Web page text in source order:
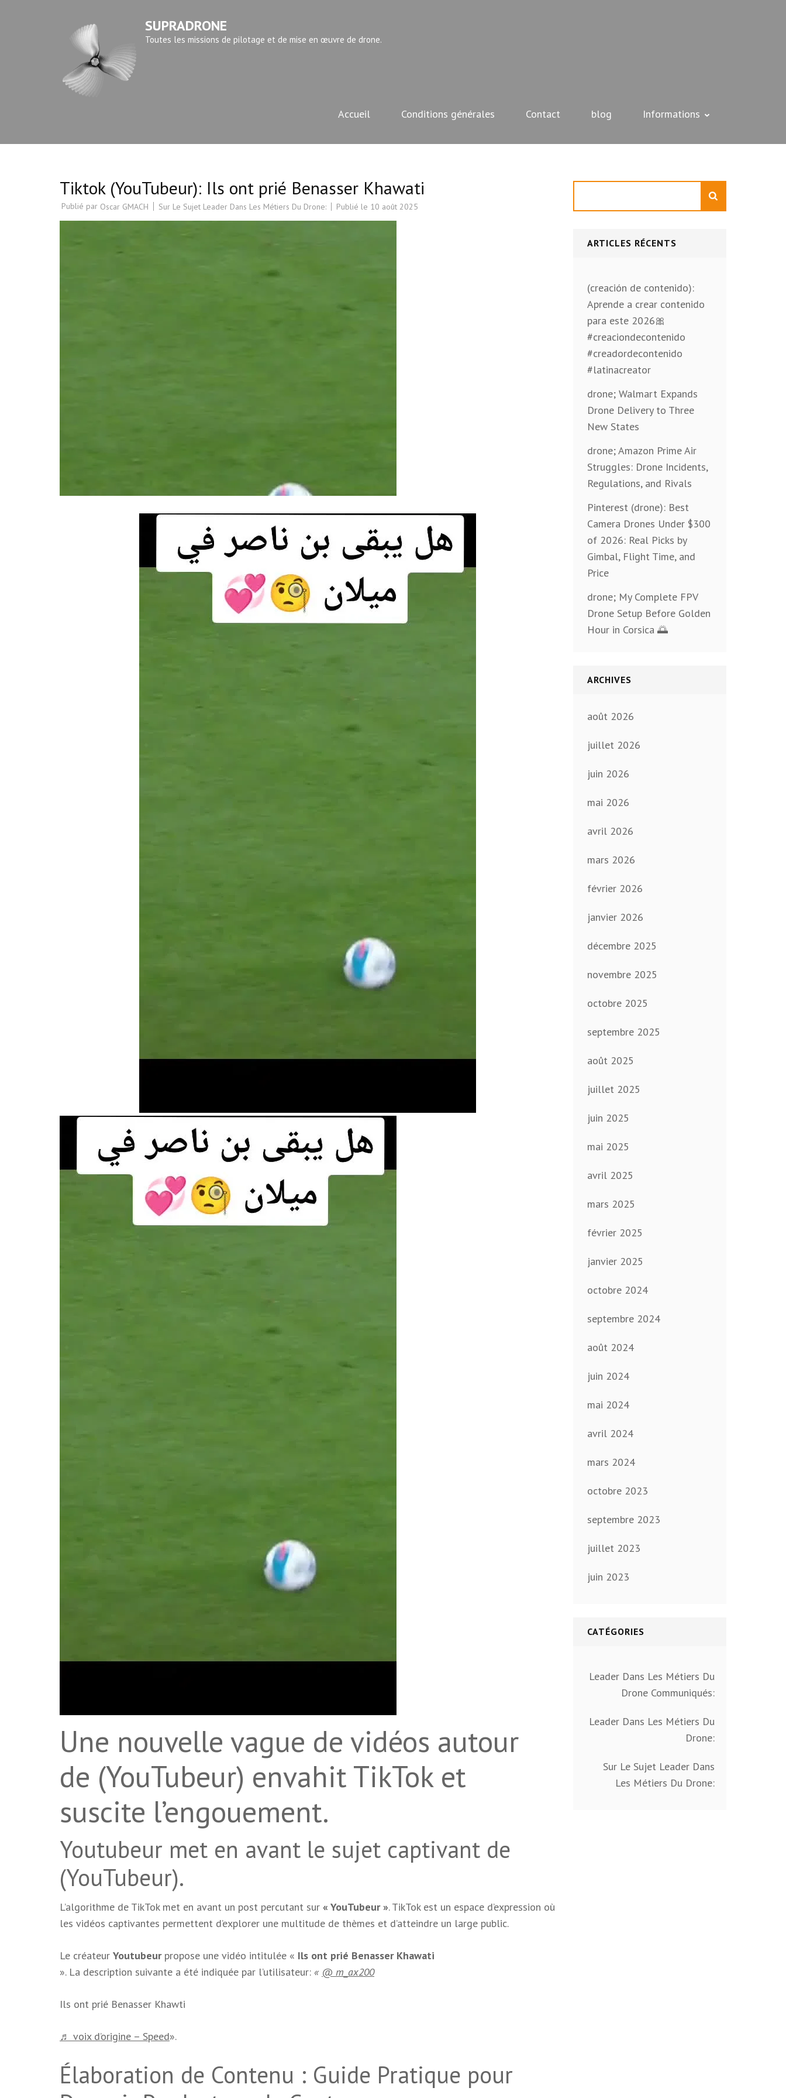
SUPRADRONE
Toutes les missions de pilotage et de mise en œuvre de drone.
Accueil Conditions générales Contact blog Informations
Tiktok (YouTubeur): Ils ont prié Benasser Khawati
Publié par Oscar GMACH Sur Le Sujet Leader Dans Les Métiers Du Drone: Publié le 10 août 2025
Une nouvelle vague de vidéos autour
de (YouTubeur) envahit TikTok et
suscite l’engouement.
Youtubeur met en avant le sujet captivant de
(YouTubeur).
L’algorithme de TikTok met en avant un post percutant sur « YouTubeur ». TikTok est un espace d’expression où
les vidéos captivantes permettent d’explorer une multitude de thèmes et d’atteindre un large public.
Le créateur Youtubeurpropose une vidéo intitulée « Ils ont prié Benasser Khawati
». La description suivante a été indiquée par l’utilisateur: « @ m_ax200
Ils ont prié Benasser Khawti
♬ voix d’origine – Speed».
Élaboration de Contenu : Guide Pratique pour
ARTICLES RÉCENTS
(creación de contenido):
Aprende a crear contenido
para este 2026🎀
#creaciondecontenido
#creadordecontenido
#latinacreator
drone; Walmart Expands
Drone Delivery to Three
New States
drone; Amazon Prime Air
Struggles: Drone Incidents,
Regulations, and Rivals
Pinterest (drone): Best
Camera Drones Under $300
of 2026: Real Picks by
Gimbal, Flight Time, and
Price
drone; My Complete FPV
Drone Setup Before Golden
Hour in Corsica 🌅
ARCHIVES
août 2026
juillet 2026
juin 2026
mai 2026
avril 2026
mars 2026
février 2026
janvier 2026
décembre 2025
novembre 2025
octobre 2025
septembre 2025
août 2025
juillet 2025
juin 2025
mai 2025
avril 2025
mars 2025
février 2025
janvier 2025
octobre 2024
septembre 2024
août 2024
juin 2024
mai 2024
avril 2024
mars 2024
octobre 2023
septembre 2023
juillet 2023
juin 2023
CATÉGORIES
Leader Dans Les Métiers Du
Drone Communiqués:
Leader Dans Les Métiers Du
Drone:
Sur Le Sujet Leader Dans
Les Métiers Du Drone: